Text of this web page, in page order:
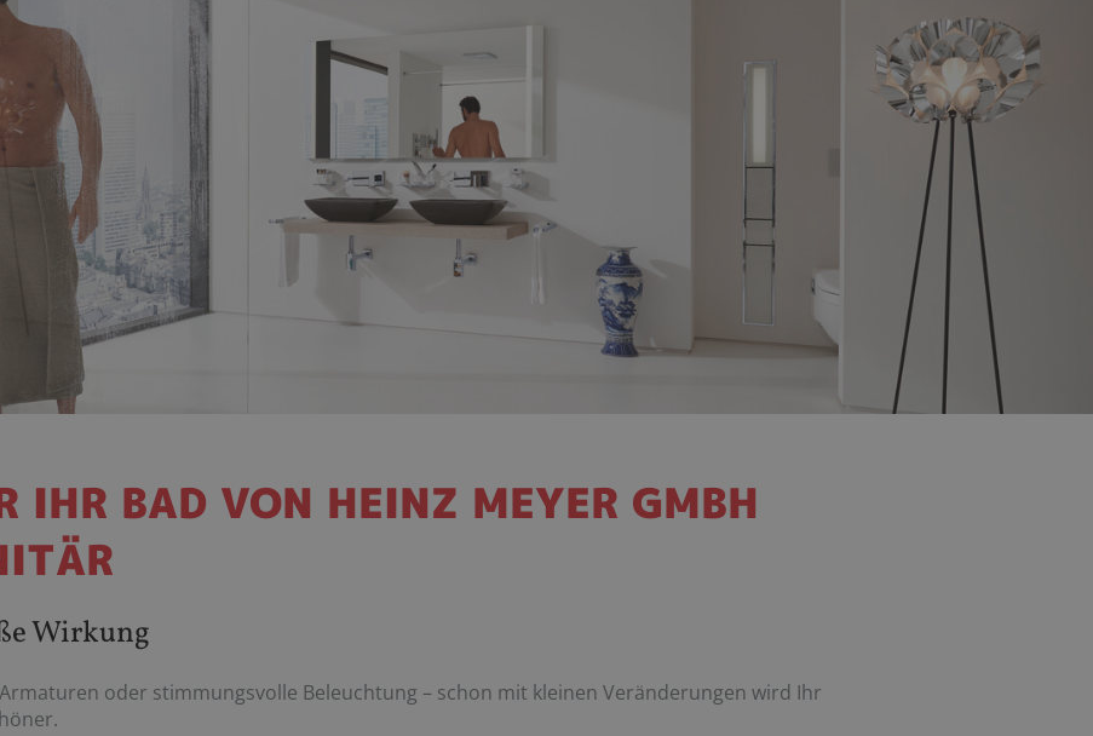
IHR BAD VON HEINZ MEYER GMBH
Wirkung
oder stimmungsvolle Beleuchtung – schon mit kleinen Veränderungen wird Ihr